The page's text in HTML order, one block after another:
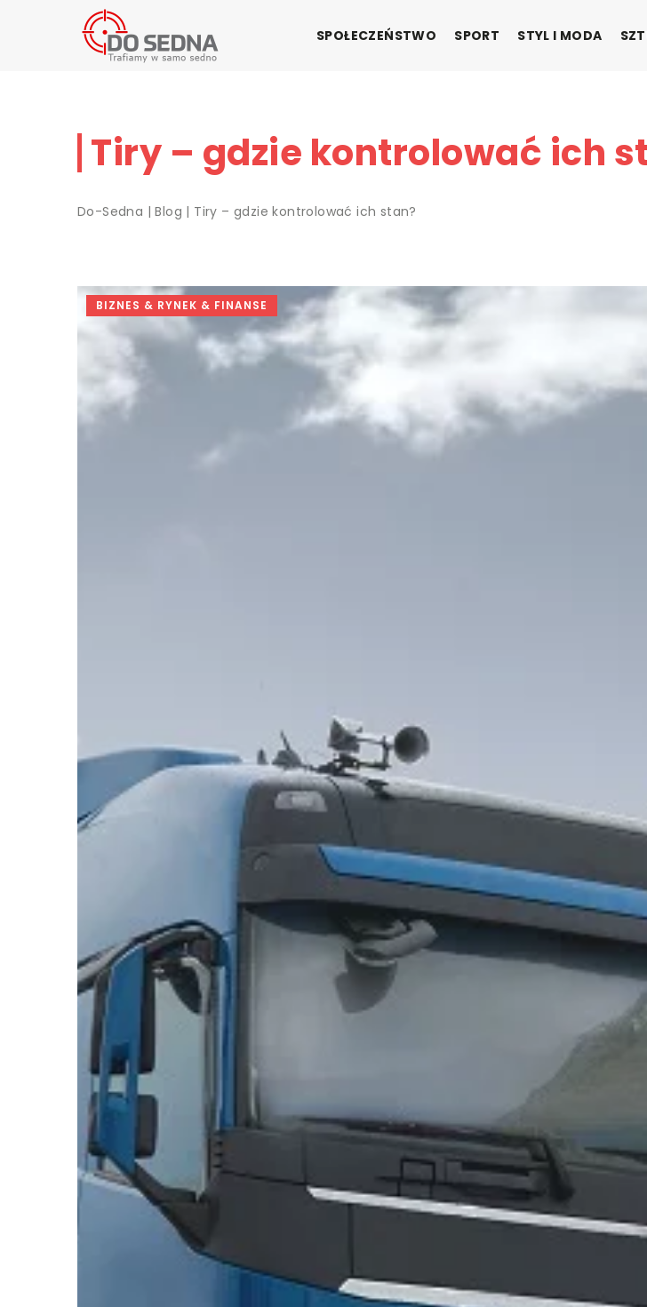
SPOŁECZEŃSTWO SPORT STYL I MODA
Tiry – gdzie kontrolować ich
Do-Sedna |Blog | Tiry – gdzie kontrolować ich stan?
BIZNES & RYNEK & FINANSE
DOM I WNĘTRZE
trzeba wymieniać ich na nowe, wydając
duże pieniądze. W celu odświeżenia
pomieszczenia wystarczy o […]
materiałów, z
właściwości, […]